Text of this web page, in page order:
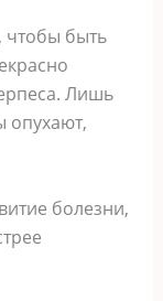
чтобы быть
Лишь
опухают,
болезни,